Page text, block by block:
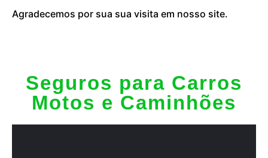
Agradecemos por sua sua visita em nosso site.
Seguros para Carros
Motos e Caminhões